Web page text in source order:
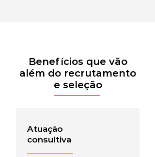
Benefícios que vão
além do recrutamento
e seleção
Atuação
consultiva